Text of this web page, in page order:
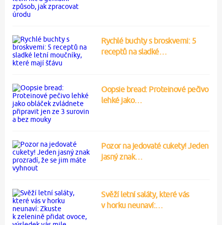
Rychlé buchty s broskvemi: 5
receptů na sladké…
Oopsie bread: Proteinové pečivo
lehké jako…
Pozor na jedovaté cukety! Jeden
jasný znak…
Svěží letní saláty, které vás
v horku neunaví:…